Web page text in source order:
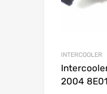
INTERCOOLER
2004